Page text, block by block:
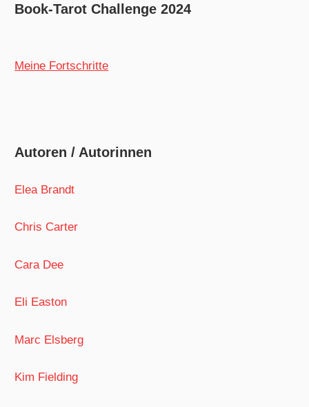
Book-Tarot Challenge 2024
Meine Fortschritte
Autoren / Autorinnen
Elea Brandt
Chris Carter
Cara Dee
Eli Easton
Marc Elsberg
Kim Fielding